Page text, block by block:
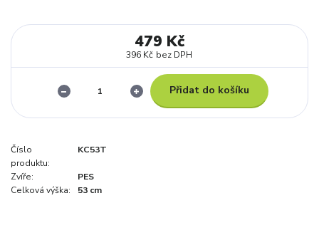
479 Kč
396 Kč bez DPH
Přidat do košíku
Číslo
produktu:
KC53T
Zvíře:
PES
Celková výška:
53 cm